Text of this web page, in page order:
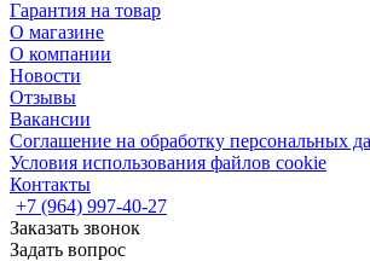
Гарантия на товар
О магазине
О компании
Новости
Отзывы
Вакансии
Соглашение на обработку персональных
Условия использования файлов cookie
Контакты
+7 (964) 997-40-27
Заказать звонок
Задать вопрос